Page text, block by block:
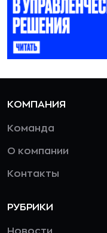
КОМПАНИЯ
Команда
О компании
Контакты
РУБРИКИ